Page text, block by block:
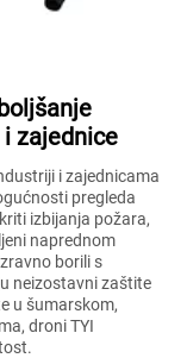
zajednice
i zajednicama
pregleda
izbijanja požara,
naprednom
borili s
neizostavni zaštite
u šumarskom,
droni TYI